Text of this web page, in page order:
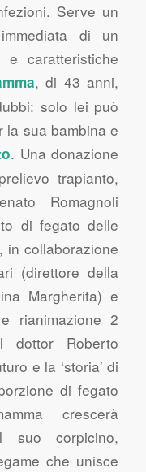
Serve un
di un
caratteristiche
, di 43 anni,
solo lei può
la sua bambina e
. Una donazione
trapianto,
Romagnoli
di fegato delle
in collaborazione
(direttore della
Margherita) e
rianimazione 2
dottor Roberto
e la ‘storia’ di
di fegato
crescerà
suo corpicino,
che unisce